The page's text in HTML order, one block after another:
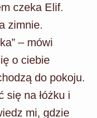
czeka Elif.
zimnie.
– mówi
o ciebie
do pokoju.
się na łóżku i
mi, gdzie